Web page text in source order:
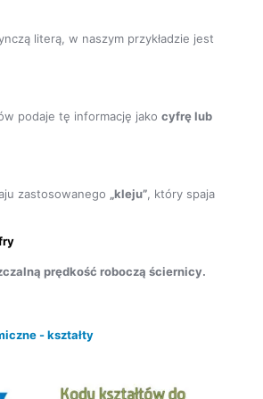
literą, w naszym przykładzie jest
podaje tę informację jako cyfrę lub
zastosowanego „kleju”, który spaja
prędkość roboczą ściernicy.
- kształty